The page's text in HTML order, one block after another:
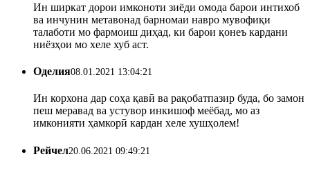
Ин ширкат дорои имконоти зиёди омода барои интихоб
ва инчунин метавонад барномаи навро мувофиқи
талаботи мо фармоиш диҳад, ки барои қонеъ кардани
ниёзҳои мо хеле хуб аст.
Оделия08.01.2021 13:04:21
Ин корхона дар соҳа қавӣ ва рақобатпазир буда, бо замон
пеш меравад ва устувор инкишоф меёбад, мо аз
имконияти ҳамкорӣ кардан хеле хушҳолем!
Рейчел20.06.2021 09:49:21